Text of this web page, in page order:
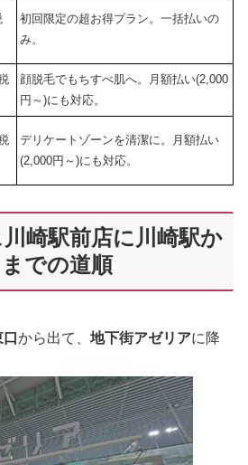
初回限定の超お得プラン。一括払いの
み。
顔脱毛でもちすべ肌へ。月額払い(2,000
円～)にも対応。
デリケートゾーンを清潔に。月額払い
(2,000円～)にも対応。
崎駅前店に川崎駅か
での道順
口から出て、地下街アゼリアに降